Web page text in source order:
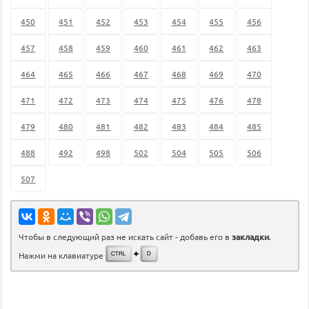
450 451 452 453 454 455 456
457 458 459 460 461 462 463
464 465 466 467 468 469 470
471 472 473 474 475 476 478
479 480 481 482 483 484 485
488 492 498 502 504 505 506
507
Чтобы в следующий раз не искать сайт - добавь его в закладки.
Нажми на клавиатуре